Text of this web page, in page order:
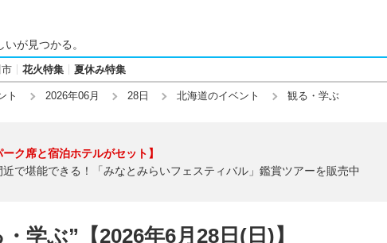
いが見つかる。
花火特集 夏休み特集
ト 2026年06月 28日 北海道のイベント 観る・学ぶ
ーク席と宿泊ホテルがセット】
近で堪能できる！「みなとみらいフェスティバル」鑑賞ツアーを販売中
学ぶ”【2026年6月28日(日)】